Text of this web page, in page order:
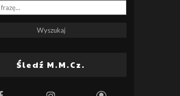
Śledź M.M.Cz.